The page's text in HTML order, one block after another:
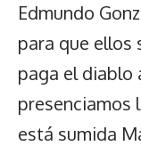
Edmundo
para que ellos
paga el diablo
presenciamos
está sumida